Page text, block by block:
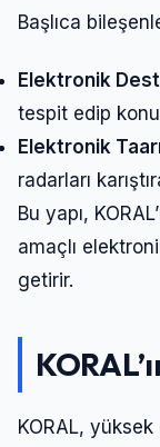
Başlıca
Elektronik
tespit edip
Elektronik
radarları
Bu yapı,
amaçlı
getirir.
KORAL,